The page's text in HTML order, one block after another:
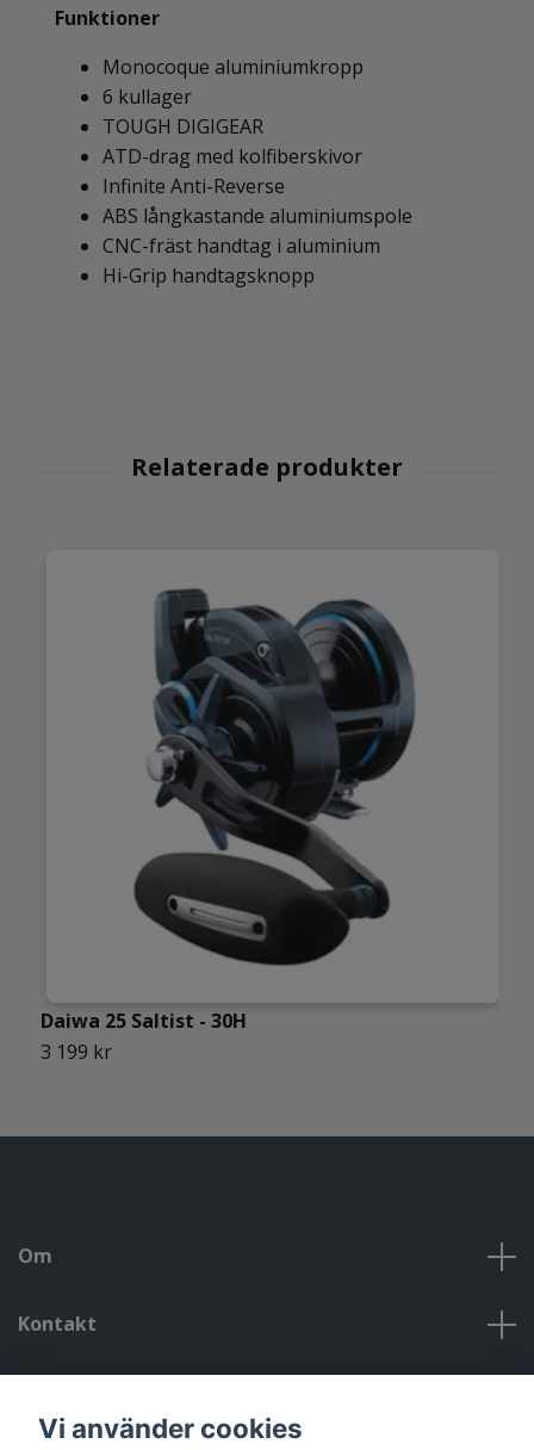
Funktioner
Monocoque aluminiumkropp
6 kullager
TOUGH DIGIGEAR
ATD-drag med kolfiberskivor
Infinite Anti-Reverse
ABS långkastande aluminiumspole
CNC-fräst handtag i aluminium
Hi-Grip handtagsknopp
Daiwa 25 Saltist - 30H
3 199 kr
Om
Kontakt
Vi använder cookies